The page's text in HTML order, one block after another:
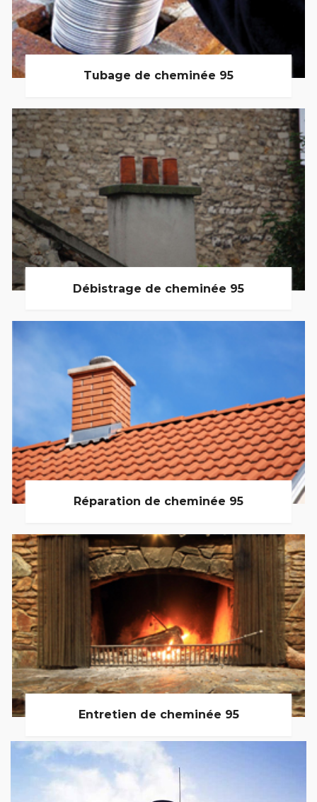
Tubage de cheminée 95
Débistrage de cheminée 95
Réparation de cheminée 95
Entretien de cheminée 95